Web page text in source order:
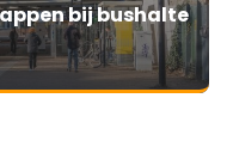
bij bushalte